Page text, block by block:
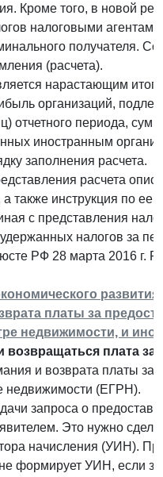
Кроме того, в новой
налоговыми
получателя.
(расчета).
нарастающим
организаций,
отчетного периода,
иностранным
заполнения расчета.
расчета
также инструкция по ее
с представления
налогов за
РФ 28 марта 2016 г.
платы за
недвижимости, и
возвращаться плата
и возврата платы
недвижимости (ЕГРН).
запроса о
Это нужно
начисления (УИН).
формирует УИН, если